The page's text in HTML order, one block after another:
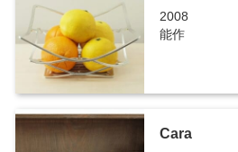
2008
能作
Cara